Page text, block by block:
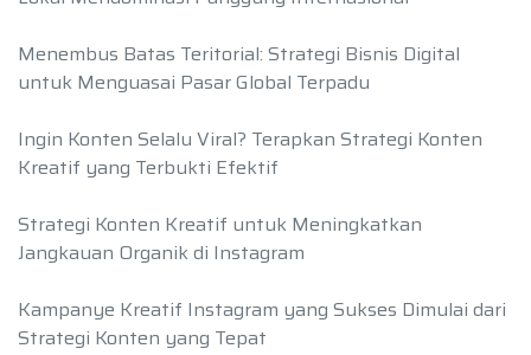
Menembus Batas Teritorial: Strategi Bisnis Digital
untuk Menguasai Pasar Global Terpadu
Ingin Konten Selalu Viral? Terapkan Strategi Konten
Kreatif yang Terbukti Efektif
Strategi Konten Kreatif untuk Meningkatkan
Jangkauan Organik di Instagram
Kampanye Kreatif Instagram yang Sukses Dimulai dari
Strategi Konten yang Tepat